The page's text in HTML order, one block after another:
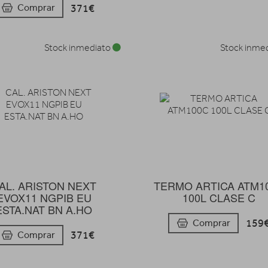
Comprar 371€
ARISTON NEXT
NGPIB EU
BN A.HO
Comprar 371€
Stock inmediato
TERMO ARTICA
100L CLASE C
Comprar
Stock